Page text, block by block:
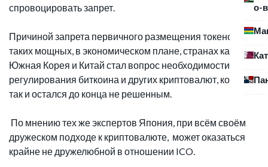
о-
спровоцировать запрет.
Причиной запрета первичного размещения токенов в
таких мощных, в экономическом плане, странах как
Южная Корея и Китай стал вопрос необходимости
регулирования биткоина и других криптовалют, который
так и остался до конца не решенным.
По мнению тех же экспертов Япония, при всём своём
дружеском подходе к криптовалюте, может оказаться
крайне не дружелюбной в отношении ICO.